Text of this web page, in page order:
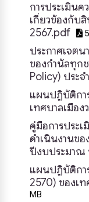
การประเมินค
เกี่ยวข้องกับ
2567.pdf
ประกาศเจต
ของกำนัลทุก
Policy) ประ
แผนปฏิบัติกา
เทศบาลเมือง
คู่มือการประ
ดำเนินงานขอ
ปีงบประมาณ
แผนปฏิบัติกา
2570) ของเท
MB